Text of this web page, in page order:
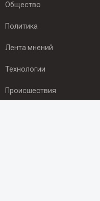
Общество
Политика
Лента мнений
Технологии
Происшествия